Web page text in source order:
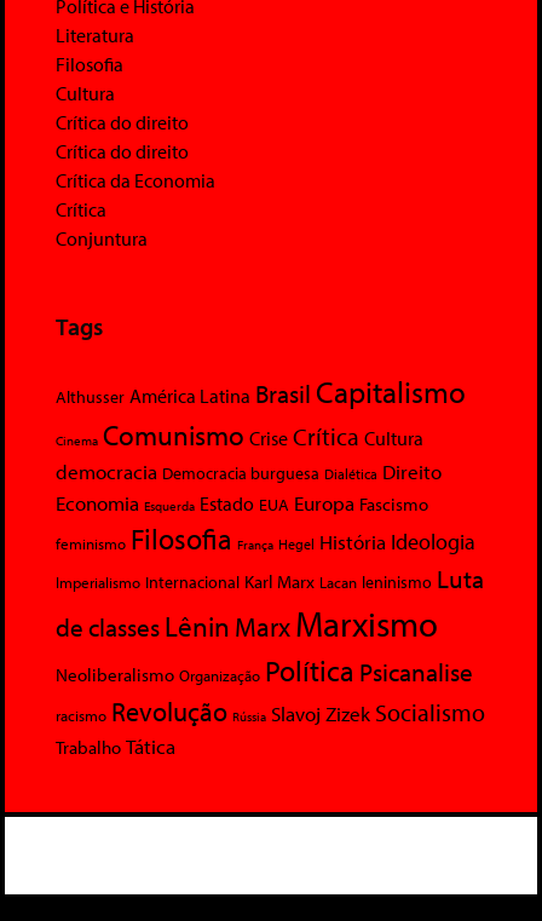
Política e História
Literatura
Filosofia
Cultura
Crítica do direito
Crítica do direito
Crítica da Economia
Crítica
Conjuntura
Tags
Althusser América Latina Brasil Capitalismo
Cinema Comunismo Crise Crítica Cultura
democracia Democracia burguesa Dialética Direito
Economia Esquerda Estado EUA Europa Fascismo
feminismo Filosofia França Hegel História Ideologia
Imperialismo Internacional Karl Marx Lacan leninismo Luta
de classesLênin MarxMarxismo
Neoliberalismo Organização Política Psicanalise
racismo Revolução Rússia Slavoj Zizek Socialismo
Trabalho Tática